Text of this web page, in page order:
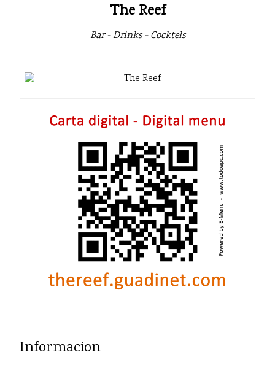
The Reef
Bar - Drinks - Cocktels
Informacion